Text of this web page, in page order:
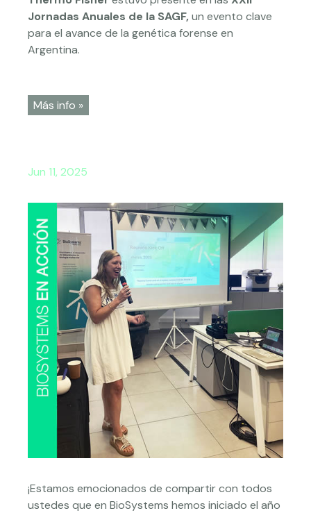
Jornadas Anuales de la SAGF,un evento clave
para el avance de la genética forense en
Argentina.
Más info »
Jun 11, 2025
¡Estamos emocionados de compartir con todos
ustedes que en BioSystems hemos iniciado el año